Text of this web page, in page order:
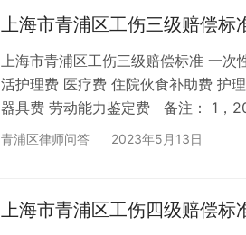
上海市青浦区工伤六级赔偿标准…
上海市青浦区工伤三级赔偿标
上海市青浦区工伤三级赔偿标准 一次
活护理费 医疗费 住院伙食补助费 护
器具费 劳动能力鉴定费 备注： 1，
资为136757元，月平均工资为11396
上海市青浦区工…
青浦区律师问答 2023年5月13日
上海市青浦区工伤四级赔偿标